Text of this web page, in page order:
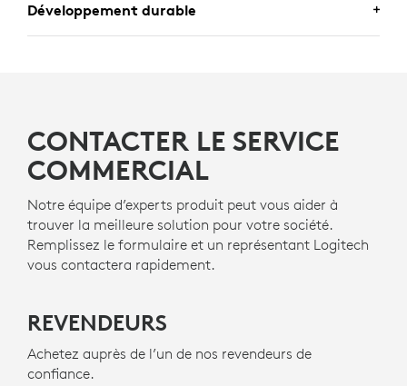
Développement durable
VOUS APPRÉCIEREZ
LE PLASTIQUE DEVRAIT AVOIR
PLUSIEURS VIES
PLASTIQUES RECYCLÉS
Les composants en plastique du dispositif Zone 305
plastique issu d’anciens produits électroniques grand
À PROPOS DES PLASTIQUES RECYCLÉS
CONTACTER LE SERVICE
COMMERCIAL
Notre équipe d’experts produit peut vous aider à
trouver la meilleure solution pour votre société.
Remplissez le formulaire et un représentant Logitech
vous contactera rapidement.
REVENDEURS
Achetez auprès de l’un de nos revendeurs de
confiance.